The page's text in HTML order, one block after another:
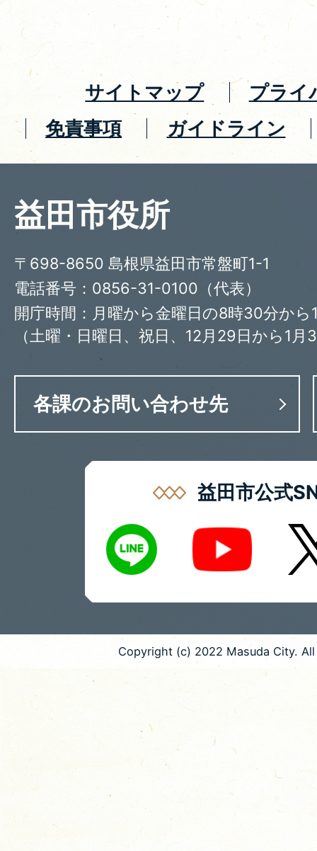
サイトマップ
プライ
免責事項
ガイドライン
益田市役所
〒698-8650 島根県益田市常盤町1-1
電話番号：0856-31-0100（代表）
開庁時間：月曜から金曜日の8時30分から
（土曜・日曜日、祝日、12月29日から1月
各課のお問い合わせ先
益田市公式
LINE
Youtube X
Copyright (c) 2022 Masuda City.